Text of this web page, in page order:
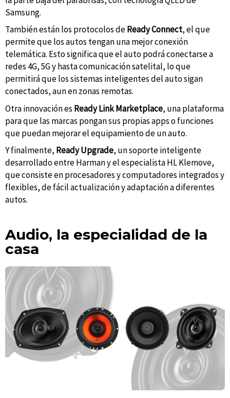
Samsung.
También están los protocolos deReady Connect, el que
permite que los autos tengan una mejor conexión
telemática. Esto significa que el auto podrá conectarse a
redes 4G, 5G y hasta comunicación satelital, lo que
permitirá que los sistemas inteligentes del auto sigan
conectados, aun en zonas remotas.
Otra innovación es Ready Link Marketplace, una plataforma
para que las marcas pongan sus propias apps o funciones
que puedan mejorar el equipamiento de un auto.
Y finalmente, Ready Upgrade, un soporte inteligente
desarrollado entre Harman y el especialista HL Klemove,
que consiste en procesadores y computadores integrados y
flexibles, de fácil actualización y adaptación a diferentes
autos.
Audio, la especialidad de la
casa